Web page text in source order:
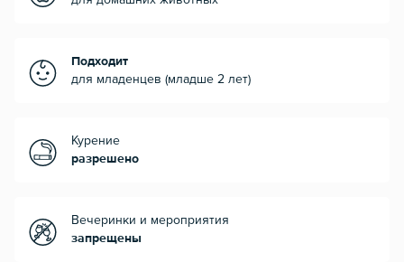
Подходит
для младенцев (младше 2 лет)
Курение
разрешено
Вечеринки и мероприятия
запрещены